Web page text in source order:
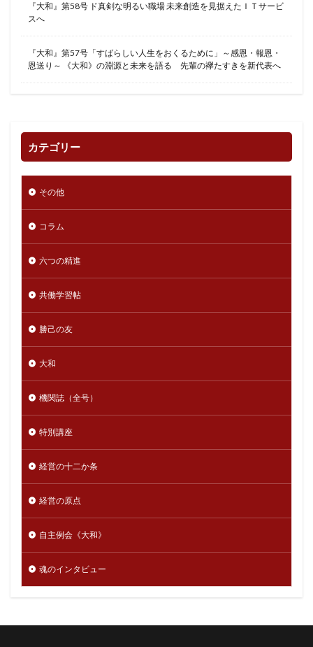
『大和』第58号 ド真剣な明るい職場 未来創造を見据えたＩＴサービ
スへ
『大和』第57号「すばらしい人生をおくるために」～感恩・報恩・
恩送り～ 《大和》の淵源と未来を語る 先輩の襷たすきを新代表へ
カテゴリー
その他
コラム
六つの精進
共働学習帖
勝己の友
大和
機関誌（全号）
特別講座
経営の十二か条
経営の原点
自主例会《大和》
魂のインタビュー